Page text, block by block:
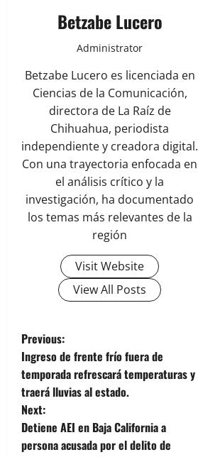
Betzabe Lucero
Administrator
Betzabe Lucero es licenciada en
Ciencias de la Comunicación,
directora de La Raíz de
Chihuahua, periodista
independiente y creadora digital.
Con una trayectoria enfocada en
el análisis crítico y la
investigación, ha documentado
los temas más relevantes de la
región
Visit Website
View All Posts
P
o
s
t
Previous:
Ingreso de frente frío fuera de
temporada refrescará temperaturas y
traerá lluvias al estado.
Next:
Detiene AEI en Baja California a
persona acusada por el delito de